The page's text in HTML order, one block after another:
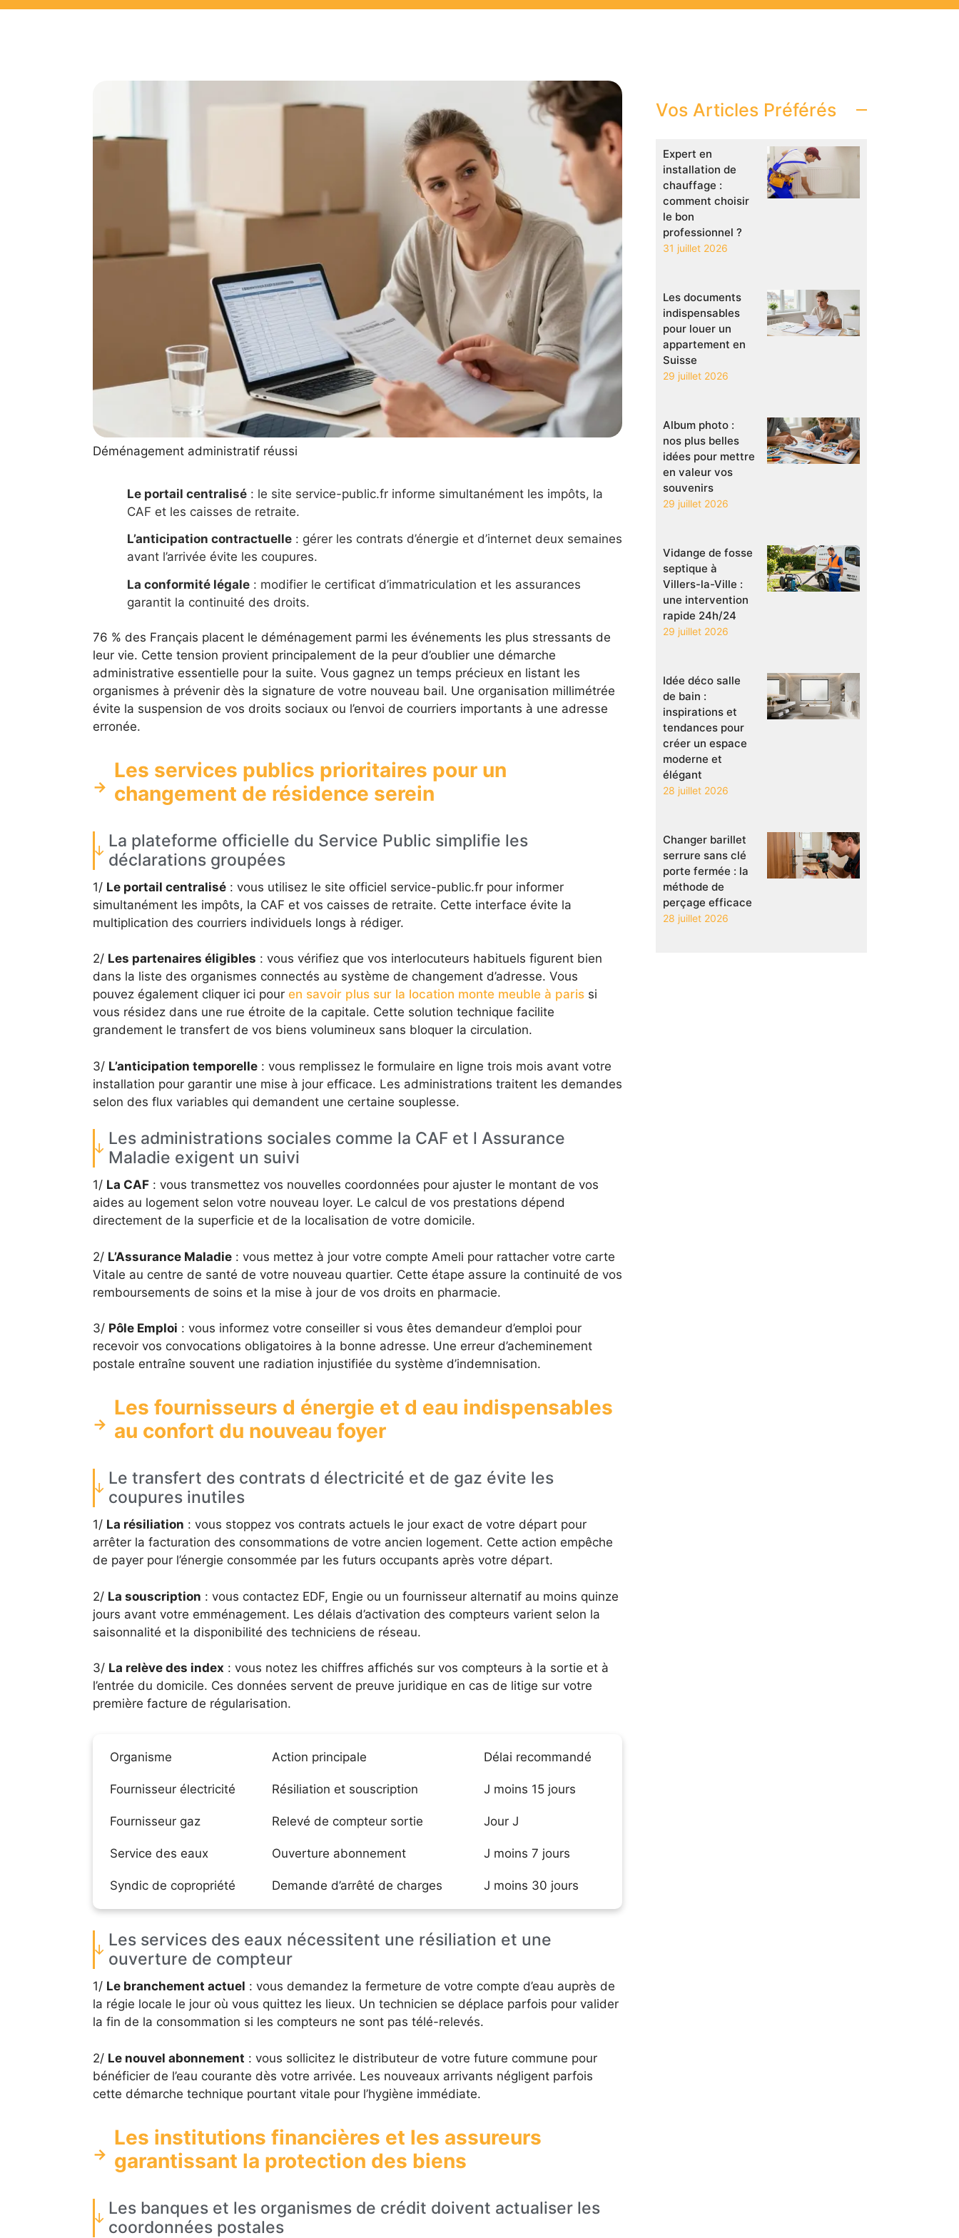
Déménagement administratif réussi
Le portail centralisé: le site service-public.fr informe simultanément les impôts, la
CAF et les caisses de retraite.
L’anticipation contractuelle: gérer les contrats d’énergie et d’internet deux semaines
avant l’arrivée évite les coupures.
La conformité légale: modifier le certificat d’immatriculation et les assurances
garantit la continuité des droits.
76 % des Français placent le déménagement parmi les événements les plus stressants de
leur vie. Cette tension provient principalement de la peur d’oublier une démarche
administrative essentielle pour la suite. Vous gagnez un temps précieux en listant les
organismes à prévenir dès la signature de votre nouveau bail. Une organisation millimétrée
évite la suspension de vos droits sociaux ou l’envoi de courriers importants à une adresse
erronée.
Les services publics prioritaires pour un
changement de résidence serein
La plateforme officielle du Service Public simplifie les
déclarations groupées
1/ Le portail centralisé: vous utilisez le site officiel service-public.fr pour informer
simultanément les impôts, la CAF et vos caisses de retraite. Cette interface évite la
multiplication des courriers individuels longs à rédiger.
2/ Les partenaires éligibles : vous vérifiez que vos interlocuteurs habituels figurent bien
dans la liste des organismes connectés au système de changement d’adresse. Vous
pouvez également cliquer ici pour en savoir plus sur la location monte meuble à parissi
vous résidez dans une rue étroite de la capitale. Cette solution technique facilite
grandement le transfert de vos biens volumineux sans bloquer la circulation.
3/ L’anticipation temporelle: vous remplissez le formulaire en ligne trois mois avant votre
installation pour garantir une mise à jour efficace. Les administrations traitent les demandes
selon des flux variables qui demandent une certaine souplesse.
Les administrations sociales comme la CAF et l Assurance
Maladie exigent un suivi
1/ La CAF: vous transmettez vos nouvelles coordonnées pour ajuster le montant de vos
aides au logement selon votre nouveau loyer. Le calcul de vos prestations dépend
directement de la superficie et de la localisation de votre domicile.
2/ L’Assurance Maladie: vous mettez à jour votre compte Ameli pour rattacher votre carte
Vitale au centre de santé de votre nouveau quartier. Cette étape assure la continuité de vos
remboursements de soins et la mise à jour de vos droits en pharmacie.
3/ Pôle Emploi : vous informez votre conseiller si vous êtes demandeur d’emploi pour
recevoir vos convocations obligatoires à la bonne adresse. Une erreur d’acheminement
postale entraîne souvent une radiation injustifiée du système d’indemnisation.
Les fournisseurs d énergie et d eau indispensables
au confort du nouveau foyer
Le transfert des contrats d électricité et de gaz évite les
coupures inutiles
1/ La résiliation : vous stoppez vos contrats actuels le jour exact de votre départ pour
arrêter la facturation des consommations de votre ancien logement. Cette action empêche
de payer pour l’énergie consommée par les futurs occupants après votre départ.
2/ La souscription : vous contactez EDF, Engie ou un fournisseur alternatif au moins quinze
jours avant votre emménagement. Les délais d’activation des compteurs varient selon la
saisonnalité et la disponibilité des techniciens de réseau.
3/ La relève des index : vous notez les chiffres affichés sur vos compteurs à la sortie et à
l’entrée du domicile. Ces données servent de preuve juridique en cas de litige sur votre
première facture de régularisation.
Organisme Action principale Délai recommandé
Fournisseur électricité Résiliation et souscription J moins 15 jours
Fournisseur gaz Relevé de compteur sortie Jour J
Service des eaux Ouverture abonnement J moins 7 jours
Syndic de copropriété Demande d’arrêté de charges J moins 30 jours
Les services des eaux nécessitent une résiliation et une
ouverture de compteur
1/ Le branchement actuel : vous demandez la fermeture de votre compte d’eau auprès de
la régie locale le jour où vous quittez les lieux. Un technicien se déplace parfois pour valider
la fin de la consommation si les compteurs ne sont pas télé-relevés.
2/ Le nouvel abonnement : vous sollicitez le distributeur de votre future commune pour
bénéficier de l’eau courante dès votre arrivée. Les nouveaux arrivants négligent parfois
cette démarche technique pourtant vitale pour l’hygiène immédiate.
Les institutions financières et les assureurs
garantissant la protection des biens
Les banques et les organismes de crédit doivent actualiser les
coordonnées postales
Vos Articles Préférés
Expert en
installation de
chauffage :
comment choisir
le bon
professionnel ?
31 juillet 2026
Les documents
indispensables
pour louer un
appartement en
Suisse
29 juillet 2026
Album photo :
nos plus belles
idées pour mettre
en valeur vos
souvenirs
29 juillet 2026
Vidange de fosse
septique à
Villers-la-Ville :
une intervention
rapide 24h/24
29 juillet 2026
Idée déco salle
de bain :
inspirations et
tendances pour
créer un espace
moderne et
élégant
28 juillet 2026
Changer barillet
serrure sans clé
porte fermée : la
méthode de
perçage efficace
28 juillet 2026